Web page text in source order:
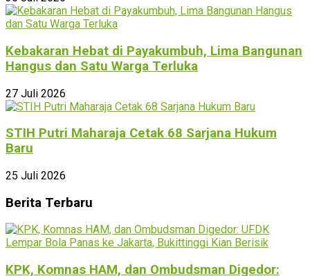
Kebakaran Hebat di Payakumbuh, Lima Bangunan
Hangus dan Satu Warga Terluka
27 Juli 2026
STIH Putri Maharaja Cetak 68 Sarjana Hukum
Baru
25 Juli 2026
Berita Terbaru
KPK, Komnas HAM, dan Ombudsman Digedor: